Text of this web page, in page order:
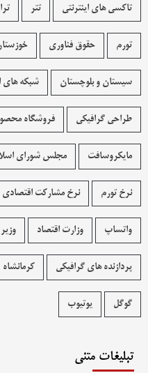
تاکسی های اینترنتی تتر
تورم حقوق فناوری
سیستان و بلوچستان شبکه های
طراحی گرافیکی فروشگاه
مایکروسافت مجلس شورای
نرخ تورم نرخ مشارکت اقتصادی
واتساپ وزارت اقتصاد
پردازنده های گرافیکی کرمانشاه
گوگل یوتیوب
تبلیغات متنی